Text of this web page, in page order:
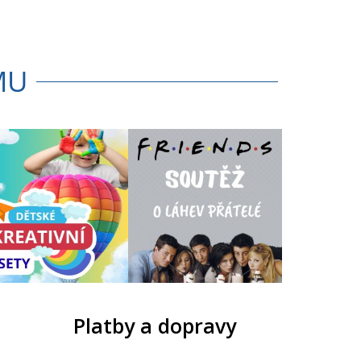
Platby a dopravy